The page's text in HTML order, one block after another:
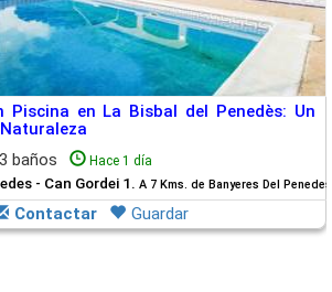
Piscina en La Bisbal del Penedès: Un
3 baños Hace 1 día
- Can Gordei 1. A 7 Kms. de Banyeres Del Penedes
Contactar Guardar